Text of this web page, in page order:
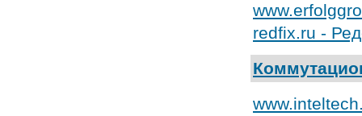
redfix.ru -